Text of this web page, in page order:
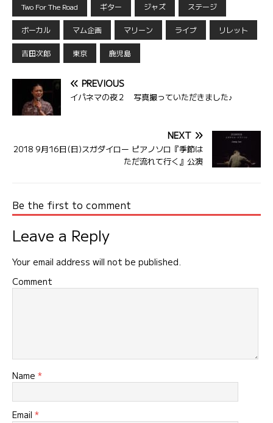
Two For The Road ギター ジャズ ステージ
ボーカル マム企画 マリーン ライブ リレット
吉田次郎 東京 鹿児島
PREVIOUS
イパネマの夜２ 写真撮っていただきました♪
NEXT
2018 9月16日(日)スガダイロー ピアノソロ『季節は
ただ流れて行く』公演
Be the first to comment
Leave a Reply
Your email address will not be published.
Comment
Name *
Email *